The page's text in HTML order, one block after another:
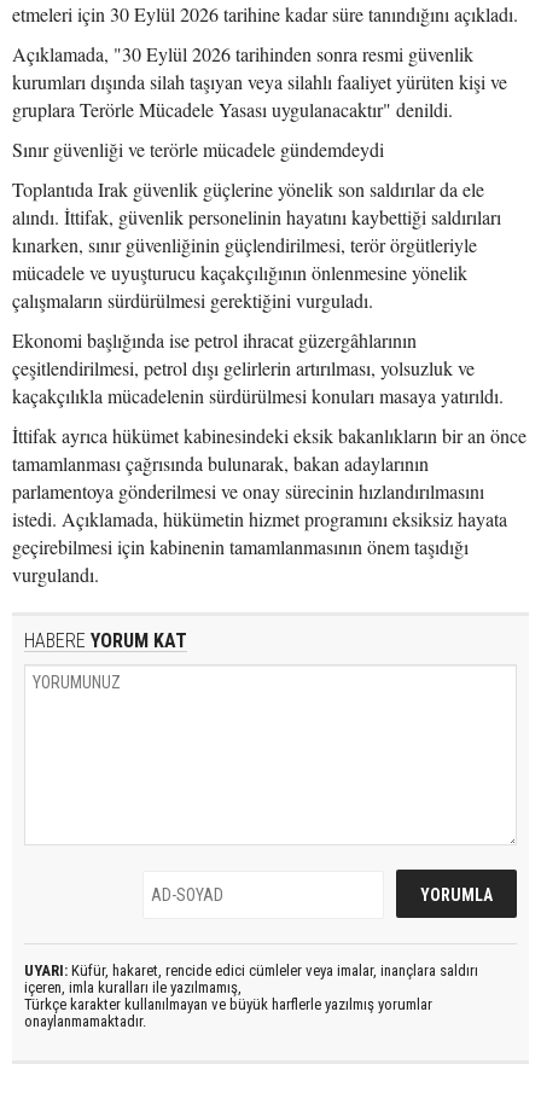
etmeleri için 30 Eylül 2026 tarihine kadar süre tanındığını açıkladı.
Açıklamada, "30 Eylül 2026 tarihinden sonra resmi güvenlik
kurumları dışında silah taşıyan veya silahlı faaliyet yürüten kişi ve
gruplara Terörle Mücadele Yasası uygulanacaktır" denildi.
Sınır güvenliği ve terörle mücadele gündemdeydi
Toplantıda Irak güvenlik güçlerine yönelik son saldırılar da ele
alındı. İttifak, güvenlik personelinin hayatını kaybettiği saldırıları
kınarken, sınır güvenliğinin güçlendirilmesi, terör örgütleriyle
mücadele ve uyuşturucu kaçakçılığının önlenmesine yönelik
çalışmaların sürdürülmesi gerektiğini vurguladı.
Ekonomi başlığında ise petrol ihracat güzergâhlarının
çeşitlendirilmesi, petrol dışı gelirlerin artırılması, yolsuzluk ve
kaçakçılıkla mücadelenin sürdürülmesi konuları masaya yatırıldı.
İttifak ayrıca hükümet kabinesindeki eksik bakanlıkların bir an önce
tamamlanması çağrısında bulunarak, bakan adaylarının
parlamentoya gönderilmesi ve onay sürecinin hızlandırılmasını
istedi. Açıklamada, hükümetin hizmet programını eksiksiz hayata
geçirebilmesi için kabinenin tamamlanmasının önem taşıdığı
vurgulandı.
HABERE YORUM KAT
UYARI: Küfür, hakaret, rencide edici cümleler veya imalar, inançlara saldırı
içeren, imla kuralları ile yazılmamış,
Türkçe karakter kullanılmayan ve büyük harflerle yazılmış yorumlar
onaylanmamaktadır.